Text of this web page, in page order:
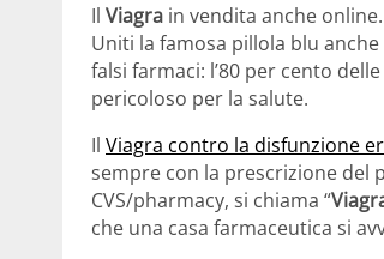
Il Viagra in vendita anche
Uniti la famosa pillola blu
falsi farmaci: l’80 per cento
pericoloso per la salute.
Il Viagra contro la disfunzione
sempre con la prescrizione del
CVS/pharmacy, si chiama “
che una casa farmaceutica si